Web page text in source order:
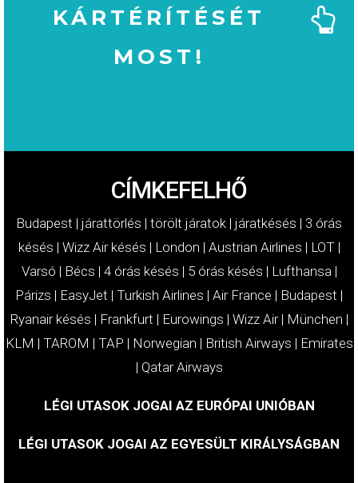
KÁRTÉRÍTÉSÉT
MOST!
CÍMKEFELHŐ
Budapest | járattörlés | törölt járatok | járatkésés | 3 órás
késés | Wizz Air késés | London | Austrian Airlines | LOT|
Varsó | Bécs | 4 órás késés | 5 órás késés | Lufthansa |
Párizs | EasyJet | Turkish Airlines | Air France | Budapest |
Ryanair késés | Frankfurt | Eurowings | Wizz Air| München |
KLM | TAROM | TAP | Norwegian | British Airways | Emirates
| Qatar Airways
LÉGI UTASOK JOGAI AZ EURÓPAI UNIÓBAN
LÉGI UTASOK JOGAI AZ EGYESÜLT KIRÁLYSÁGBAN